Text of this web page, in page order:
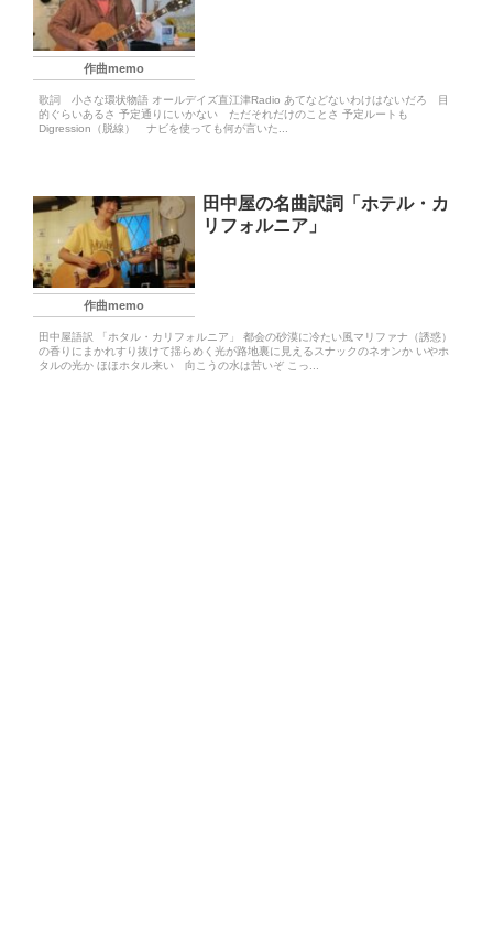
作曲memo
歌詞 小さな環状物語 オールデイズ直江津Radio あてなどないわけはないだろ 目
的ぐらいあるさ 予定通りにいかない ただそれだけのことさ 予定ルートも
Digression（脱線） ナビを使っても何が言いた...
作曲memo
田中屋の名曲訳詞「ホテル・カ
リフォルニア」
田中屋語訳 「ホタル・カリフォルニア」 都会の砂漠に冷たい風マリファナ（誘惑）
の香りにまかれすり抜けて揺らめく光が路地裏に見えるスナックのネオンか いやホ
タルの光か ほほホタル来い 向こうの水は苦いぞ こっ...